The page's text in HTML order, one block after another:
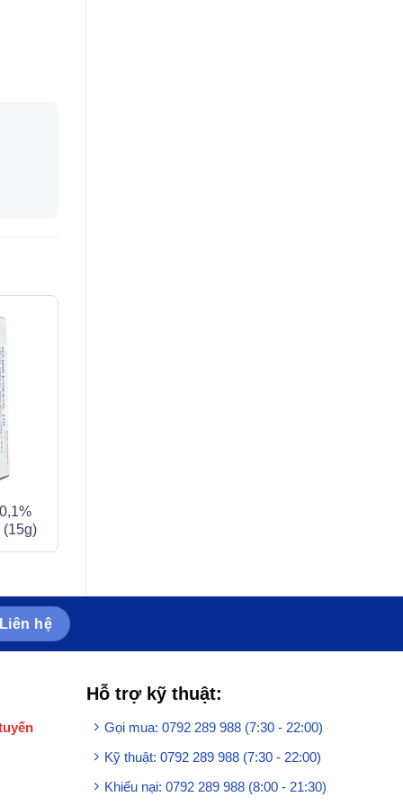
(15g)
Liên hệ
Hỗ trợ kỹ thuật:
Gọi mua: 0792 289 988 (7:30 - 22:00)
Kỹ thuật: 0792 289 988 (7:30 - 22:00)
Khiếu nại: 0792 289 988 (8:00 - 21:30)